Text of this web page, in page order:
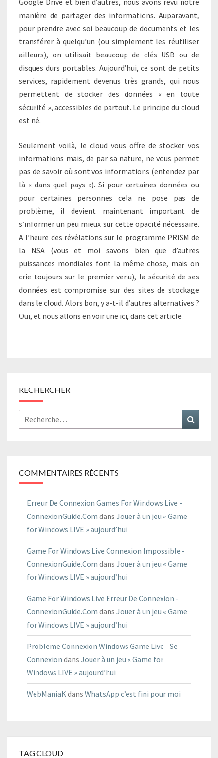
manière de partager des informations. Auparavant,
pour prendre avec soi beaucoup de documents et les
transférer à quelqu’un (ou simplement les réutiliser
ailleurs), on utilisait beaucoup de clés USB ou de
disques durs portables. Aujourd’hui, ce sont de petits
services, rapidement devenus très grands, qui nous
permettent de stocker des données « en toute
sécurité », accessibles de partout. Le principe du cloud
est né.
Seulement voilà, le cloud vous offre de stocker vos
informations mais, de par sa nature, ne vous permet
pas de savoir où sont vos informations (entendez par
là « dans quel pays »). Si pour certaines données ou
pour certaines personnes cela ne pose pas de
problème, il devient maintenant important de
s’informer un peu mieux sur cette opacité nécessaire.
A l’heure des révélations sur le programme PRISM de
la NSA (vous et moi savons bien que d’autres
puissances mondiales font la même chose, mais on
crie toujours sur le premier venu), la sécurité de ses
données est compromise sur des sites de stockage
dans le cloud. Alors bon, y a-t-il d’autres alternatives ?
Oui, et nous allons en voir une ici, dans cet article.
RECHERCHER
Rechercher :
COMMENTAIRES RÉCENTS
Erreur De Connexion Games For Windows Live -
ConnexionGuide.Com dans Jouer à un jeu « Game
for Windows LIVE » aujourd’hui
Game For Windows Live Connexion Impossible -
ConnexionGuide.Com dans Jouer à un jeu « Game
for Windows LIVE » aujourd’hui
Game For Windows Live Erreur De Connexion -
ConnexionGuide.Com dans Jouer à un jeu « Game
for Windows LIVE » aujourd’hui
Probleme Connexion Windows Game Live - Se
Connexion dans Jouer à un jeu « Game for
Windows LIVE » aujourd’hui
WebManiaK dans WhatsApp c’est fini pour moi
TAG CLOUD